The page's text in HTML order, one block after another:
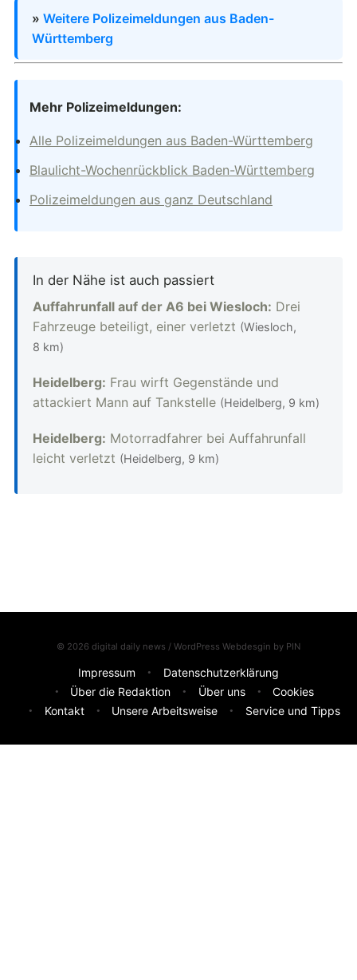
» Weitere Polizeimeldungen aus Baden-
Württemberg
Mehr Polizeimeldungen:
Alle Polizeimeldungen aus Baden-Württemberg
Blaulicht-Wochenrückblick Baden-Württemberg
Polizeimeldungen aus ganz Deutschland
In der Nähe ist auch passiert
Auffahrunfall auf der A6 bei Wiesloch: Drei
Fahrzeuge beteiligt, einer verletzt (Wiesloch,
8 km)
Heidelberg: Frau wirft Gegenstände und
attackiert Mann auf Tankstelle (Heidelberg, 9 km)
Heidelberg: Motorradfahrer bei Auffahrunfall
leicht verletzt (Heidelberg, 9 km)
© 2026 digital daily news / WordPress Webdesgin by PIN
Impressum
Datenschutzerklärung
Über die Redaktion
Über uns
Cookies
Kontakt
Unsere Arbeitsweise Service und Tipps